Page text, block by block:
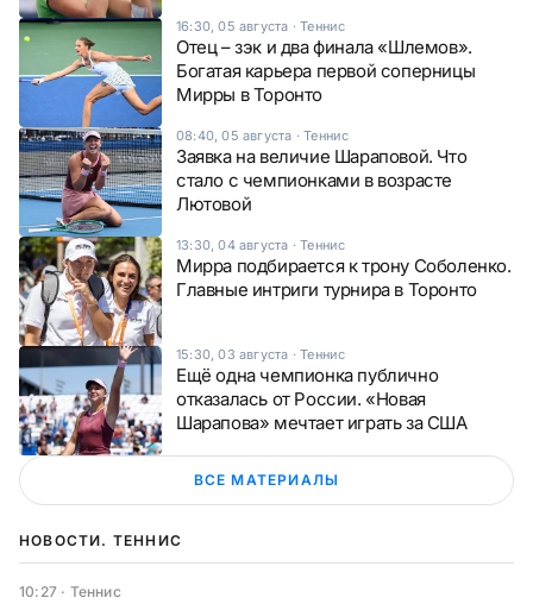
16:30, 05 августа ·Теннис
Отец – зэк и два финала «Шлемов».
Богатая карьера первой соперницы
Мирры в Торонто
08:40, 05 августа ·Теннис
Заявка на величие Шараповой. Что
стало с чемпионками в возрасте
Лютовой
13:30, 04 августа ·Теннис
Мирра подбирается к трону Соболенко.
Главные интриги турнира в Торонто
15:30, 03 августа ·Теннис
Ещё одна чемпионка публично
отказалась от России. «Новая
Шарапова» мечтает играть за США
ВСЕ МАТЕРИАЛЫ
НОВОСТИ. ТЕННИС
10:27 · Теннис